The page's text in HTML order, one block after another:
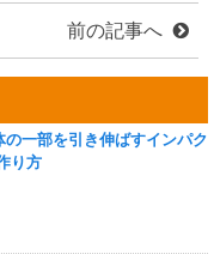
前の記事へ
の一部を引き伸ばすインパク
り方